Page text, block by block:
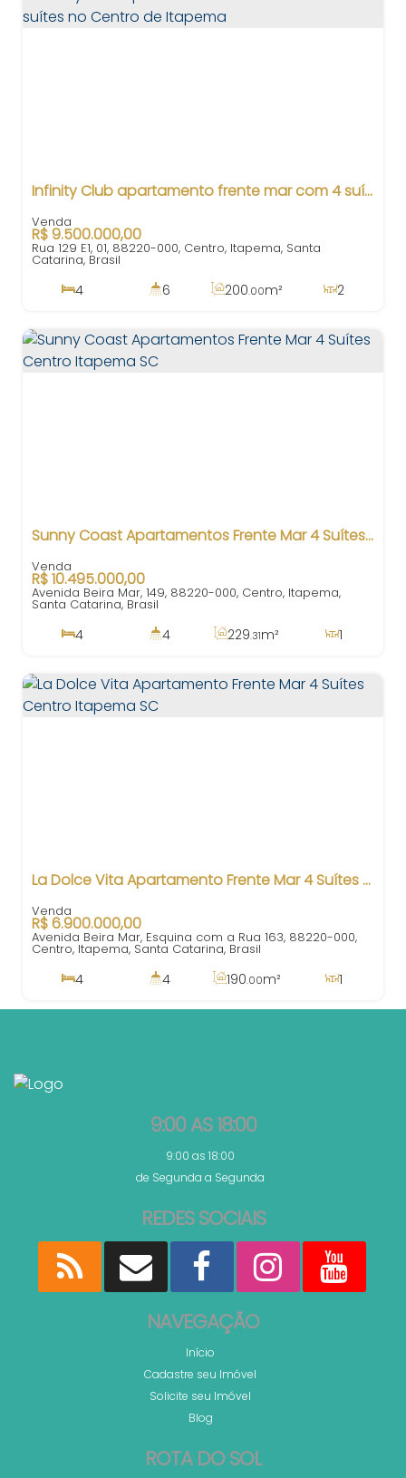
Infinity Club apartamento frente mar com 4 suítes no Centro de Itapema
R$9.500.000,00
Rua 129 E1, 01, 88220-000, Centro, Itapema, Santa
Catarina, Brasil
4 6 200.00m²
2
Sunny Coast Apartamentos Frente Mar 4 Suítes Centro Itapema SC
R$10.495.000,00
Avenida Beira Mar, 149, 88220-000, Centro, Itapema,
Santa Catarina, Brasil
4 4 229.31m²
1
La Dolce Vita Apartamento Frente Mar 4 Suítes Centro Itapema SC
R$6.900.000,00
Avenida Beira Mar, Esquina com a Rua 163, 88220-000,
Centro, Itapema, Santa Catarina, Brasil
4 4 190.00m²
1
9:00 AS 18:00
9:00 as 18:00
de Segunda a Segunda
REDES SOCIAIS
NAVEGAÇÃO
Início
Cadastre seu Imóvel
Solicite seu Imóvel
Blog
ROTA DO SOL